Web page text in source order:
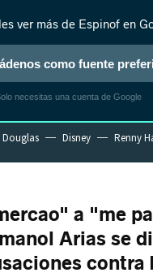
REALITY ANIME
Douglas Disney Renny
a "me
Arias se
contra
ver más de Espinof en
como fuente
necesitas una cuenta de Google